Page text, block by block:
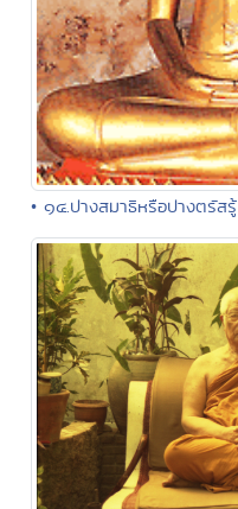
• ๑๔.ปางสมาธิหรือปางตรัสรู้